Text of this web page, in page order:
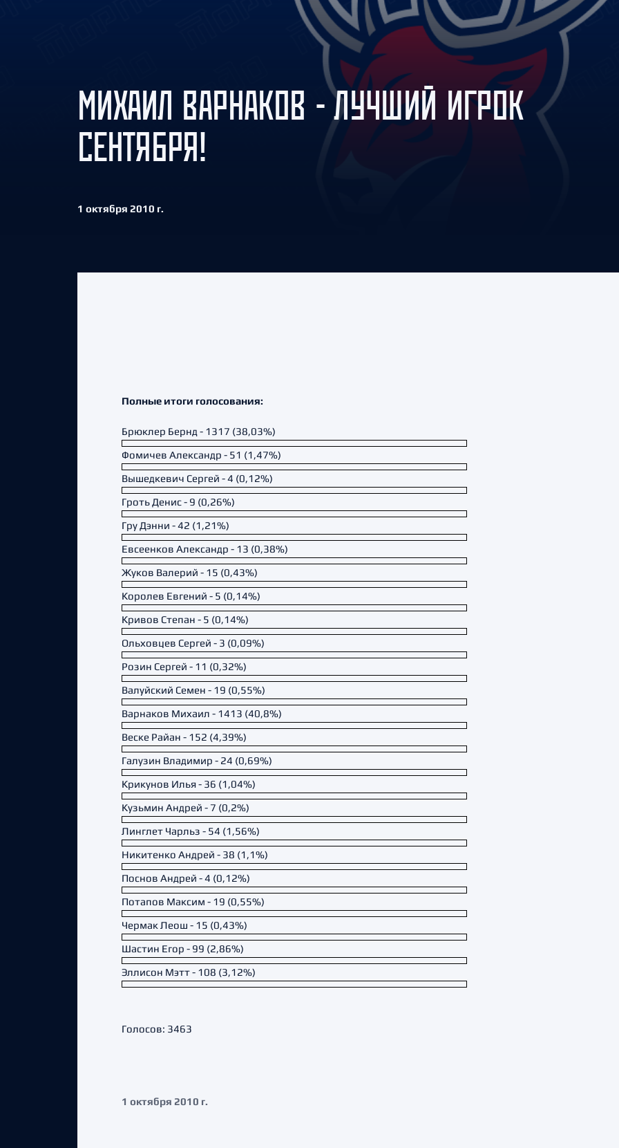
Амур
Барыс
Салават Юлаев
Сибирь
МИХАИЛ ВАРНАКОВ - ЛУЧШИЙ ИГРОК
СЕНТЯБРЯ!
1 октября 2010 г.
Полные итоги голосования:
Брюклер Бернд - 1317 (38,03%)
Фомичев Александр - 51 (1,47%)
Вышедкевич Сергей - 4 (0,12%)
Гроть Денис - 9 (0,26%)
Гру Дэнни - 42 (1,21%)
Евсеенков Александр - 13 (0,38%)
Жуков Валерий - 15 (0,43%)
Королев Евгений - 5 (0,14%)
Кривов Степан - 5 (0,14%)
Ольховцев Сергей - 3 (0,09%)
Розин Сергей - 11 (0,32%)
Валуйский Семен - 19 (0,55%)
Варнаков Михаил - 1413 (40,8%)
Веске Райан - 152 (4,39%)
Галузин Владимир - 24 (0,69%)
Крикунов Илья - 36 (1,04%)
Кузьмин Андрей - 7 (0,2%)
Линглет Чарльз - 54 (1,56%)
Никитенко Андрей - 38 (1,1%)
Поснов Андрей - 4 (0,12%)
Потапов Максим - 19 (0,55%)
Чермак Леош - 15 (0,43%)
Шастин Егор - 99 (2,86%)
Эллисон Мэтт - 108 (3,12%)
Голосов: 3463
1 октября 2010 г.